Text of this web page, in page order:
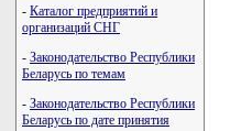
- Каталог предприятий и
организаций СНГ
- Законодательство Республики
Беларусь по темам
- Законодательство Республики
Беларусь по дате принятия